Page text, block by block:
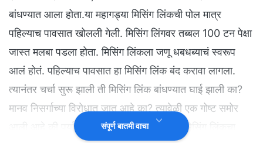
बांधण्यात आला होता.या महागड्या मिसिंग लिंकची पोल मात्र
पहिल्याच पावसात खोलली गेली. मिसिंग लिंगवर तब्बल 100 टन पेक्षा
जास्त मलबा पडला होता. मिसिंग लिंकला जणू धबधब्याचं स्वरूप
आलं होतं. पहिल्याच पावसात हा मिसिंग लिंक बंद करावा लागला.
त्यानंतर चर्चा सुरू झाली ती मिसिंग लिंक बांधण्यात घाई झाली का?
मानव निसर्गाच्या विरोधात जात आहे का? त्यावेळी एक गोष्ट समोर
आली आहे की पर्यावरणाच्या सुरक्षेच्या दृष्टीने याच मिसिंग लिंकचा
संपूर्ण बातमी वाचा